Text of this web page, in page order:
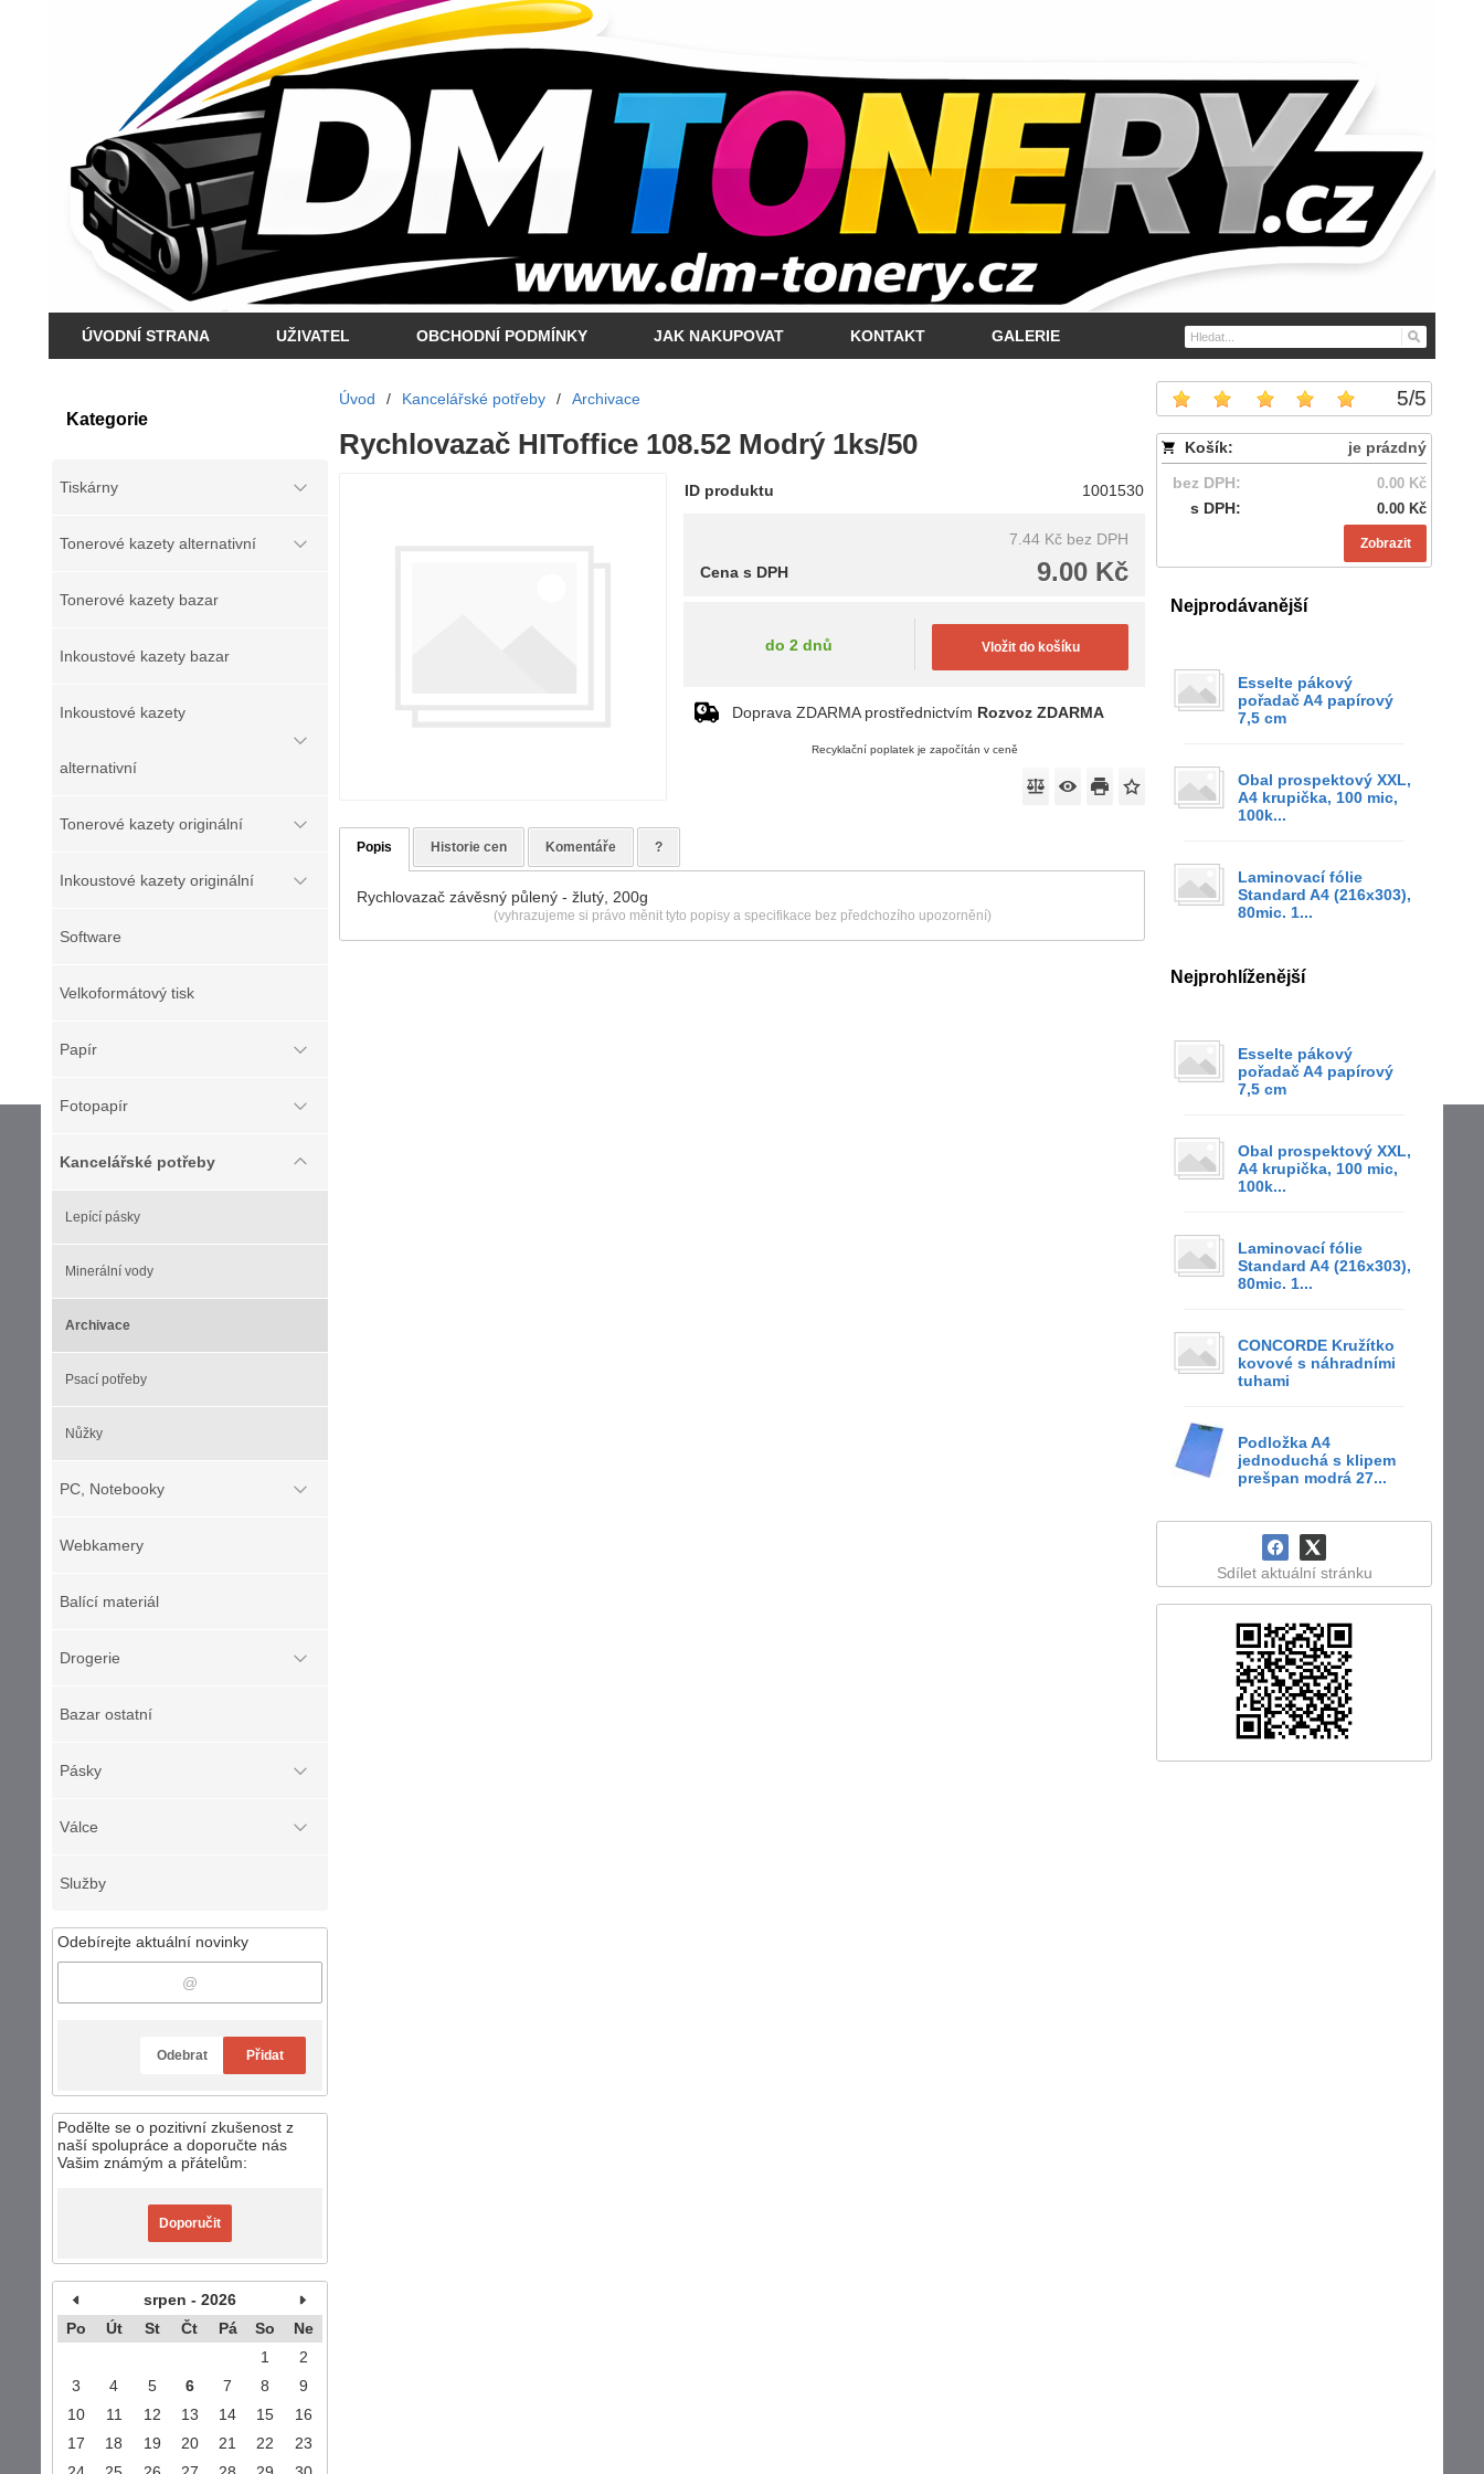
ÚVODNÍ STRANA UŽIVATEL OBCHODNÍ PODMÍNKY JAK NAKUPOVAT KONTAKT GALERIE
Kategorie
Tiskárny
Tonerové kazety alternativní
Tonerové kazety bazar
Inkoustové kazety bazar
Inkoustové kazety
alternativní
Tonerové kazety originální
Inkoustové kazety originální
Software
Velkoformátový tisk
Papír
Fotopapír
Kancelářské potřeby
Lepící pásky
Minerální vody
Archivace
Psací potřeby
Nůžky
PC, Notebooky
Webkamery
Balící materiál
Drogerie
Bazar ostatní
Pásky
Válce
Služby
Odebírejte aktuální novinky
Odebrat Přidat
Podělte se o pozitivní zkušenost z
naší spolupráce a doporučte nás
Vašim známým a přátelům:
Doporučit
srpen - 2026
Po
Út St Čt Pá So
Ne
1
2
3
4 5 6 7 8
9
10
11 12 13 14 15
16
17
18 19 20 21 22
23
5/5
Košík:
je prázdný
bez DPH:
0.00 Kč
s DPH: 0.00 Kč
Zobrazit
Nejprodávanější
Esselte pákový
pořadač A4 papírový
7,5 cm
Obal prospektový XXL,
A4 krupička, 100 mic,
100k...
Laminovací fólie
Standard A4 (216x303),
80mic. 1...
Nejprohlíženější
Esselte pákový
pořadač A4 papírový
7,5 cm
Obal prospektový XXL,
A4 krupička, 100 mic,
100k...
Laminovací fólie
Standard A4 (216x303),
80mic. 1...
CONCORDE Kružítko
kovové s náhradními
tuhami
Podložka A4
jednoduchá s klipem
prešpan modrá 27...
Sdílet aktuální stránku
Úvod / Kancelářské potřeby / Archivace
Rychlovazač HIToffice 108.52 Modrý 1ks/50
ID produktu 1001530
7.44 Kč bez DPH
9.00 Kč
Cena s DPH
do 2 dnů Vložit do košíku
Doprava ZDARMA prostřednictvím Rozvoz ZDARMA
Recyklační poplatek je započítán v ceně
Popis Historie cen Komentáře ?
Rychlovazač závěsný půlený - žlutý, 200g
(vyhrazujeme si právo měnit tyto popisy a specifikace bez předchozího upozornění)